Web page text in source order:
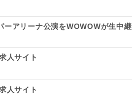
ーアリーナ公演をWOWOWが生中継
人サイト
人サイト